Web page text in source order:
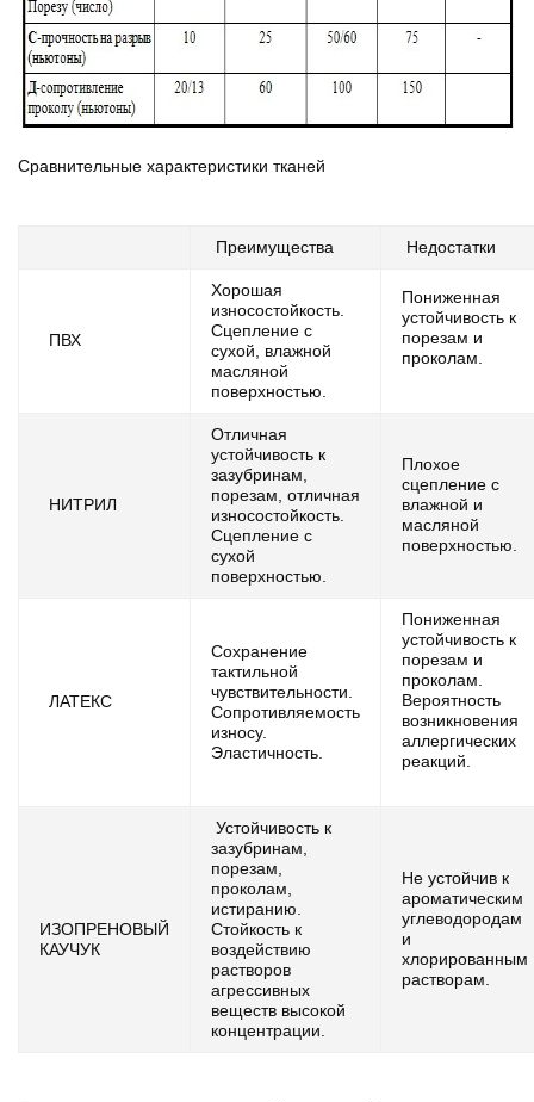
Сравнительные характеристики тканей
Преимущества Недостатки
ПВХ
Хорошая
износостойкость.
Сцепление с
сухой, влажной
масляной
поверхностью.
Пониженная
устойчивость к
порезам и
проколам.
НИТРИЛ
Отличная
устойчивость к
зазубринам,
порезам, отличная
износостойкость.
Сцепление с
сухой
поверхностью.
Плохое
сцепление с
влажной и
масляной
поверхностью.
ЛАТЕКС
Сохранение
тактильной
чувствительности.
Сопротивляемость
износу.
Эластичность.
Пониженная
устойчивость к
порезам и
проколам.
Вероятность
возникновения
аллергических
реакций.
ИЗОПРЕНОВЫЙ
КАУЧУК
Устойчивость к
зазубринам,
порезам,
проколам,
истиранию.
Стойкость к
воздействию
растворов
агрессивных
веществ высокой
концентрации.
Не устойчив к
ароматическим
углеводородам
и
хлорированным
растворам.